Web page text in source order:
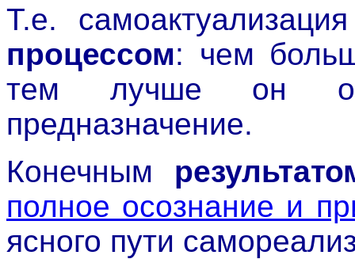
Т.е.
процессом: чем
тем лучше он
предназначение.
Конечным
полное осознание и
ясного пути